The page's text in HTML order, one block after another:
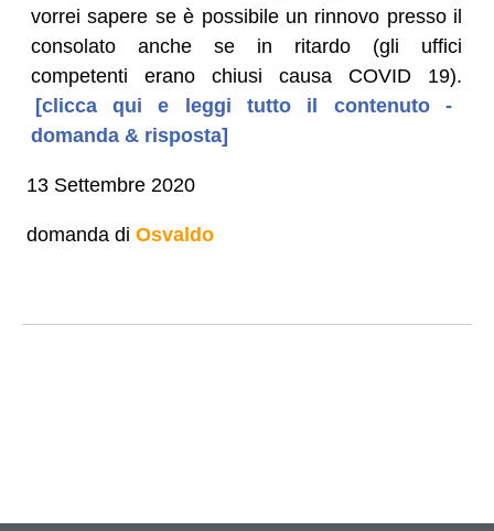
vorrei sapere se è possibile un rinnovo presso il
consolato anche se in ritardo (gli uffici
competenti erano chiusi causa COVID 19).
[clicca qui e leggi tutto il contenuto -
domanda & risposta]
13 Settembre 2020
domanda di Osvaldo